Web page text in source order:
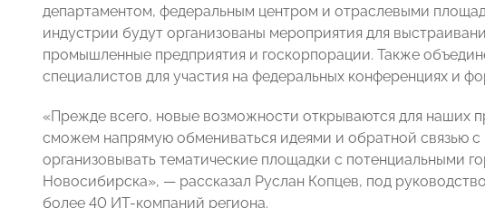
департаментом, федеральным центром и отраслевыми
индустрии будут организованы мероприятия для
промышленные предприятия и госкорпорации. Также
специалистов для участия на федеральных конференциях и
«Прежде всего, новые возможности открываются для
сможем напрямую обмениваться идеями и обратной связью
организовывать тематические площадки с потенциальными
Новосибирска», — рассказал Руслан Копцев, под
более 40 ИТ-компаний региона.